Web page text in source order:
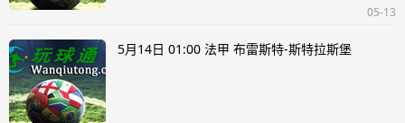
05-13
5月14日 01:00 法甲 布雷斯特-斯特拉斯堡